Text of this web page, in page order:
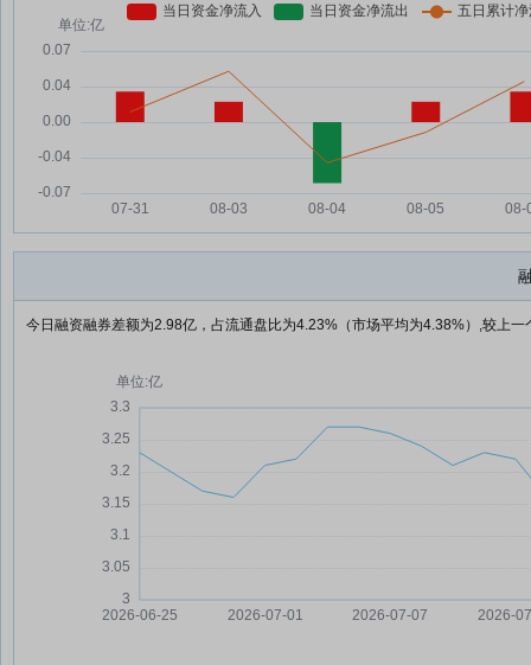
今日融资融券差额为2.98亿，占流通盘比为4.23%（市场平均为4.38%）,较上一